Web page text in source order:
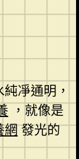
凈通明，
，就像是
網發光的